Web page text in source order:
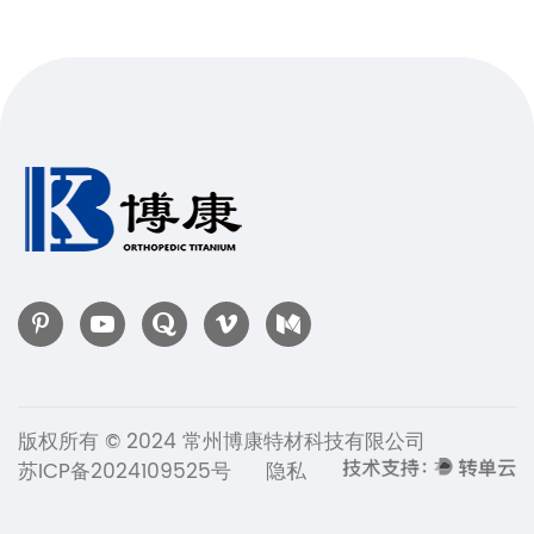
版权所有 © 2024 常州博康特材科技有限公司
苏ICP备2024109525号
隐私